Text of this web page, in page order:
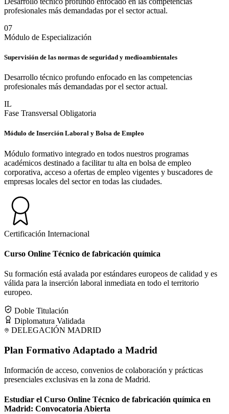
profesionales más demandadas por el sector actual.
07
Módulo de Especialización
Supervisión de las normas de seguridad y medioambientales
Desarrollo técnico profundo enfocado en las competencias
profesionales más demandadas por el sector actual.
IL
Fase Transversal Obligatoria
Módulo de Inserción Laboral y Bolsa de Empleo
Módulo formativo integrado en todos nuestros programas
académicos destinado a facilitar tu alta en bolsa de empleo
corporativa, acceso a ofertas de empleo vigentes y buscadores de
empresas locales del sector en todas las ciudades.
Certificación Internacional
Curso Online Técnico de fabricación química
Su formación está avalada por estándares europeos de calidad y es
válida para la inserción laboral inmediata en todo el territorio
europeo.
Doble Titulación
Diplomatura Validada
DELEGACIÓN MADRID
Plan Formativo Adaptado a Madrid
Información de acceso, convenios de colaboración y prácticas
presenciales exclusivas en la zona de Madrid.
Estudiar el Curso Online Técnico de fabricación química en
Madrid: Convocatoria Abierta